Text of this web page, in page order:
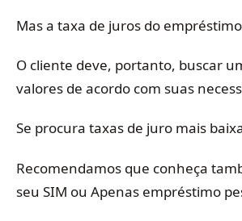
Mas a taxa de juros do
O cliente deve, portanto, buscar
valores de acordo com suas
Se procura taxas de juro mais
Recomendamos que conheça
seu SIM ou Apenas empréstimo